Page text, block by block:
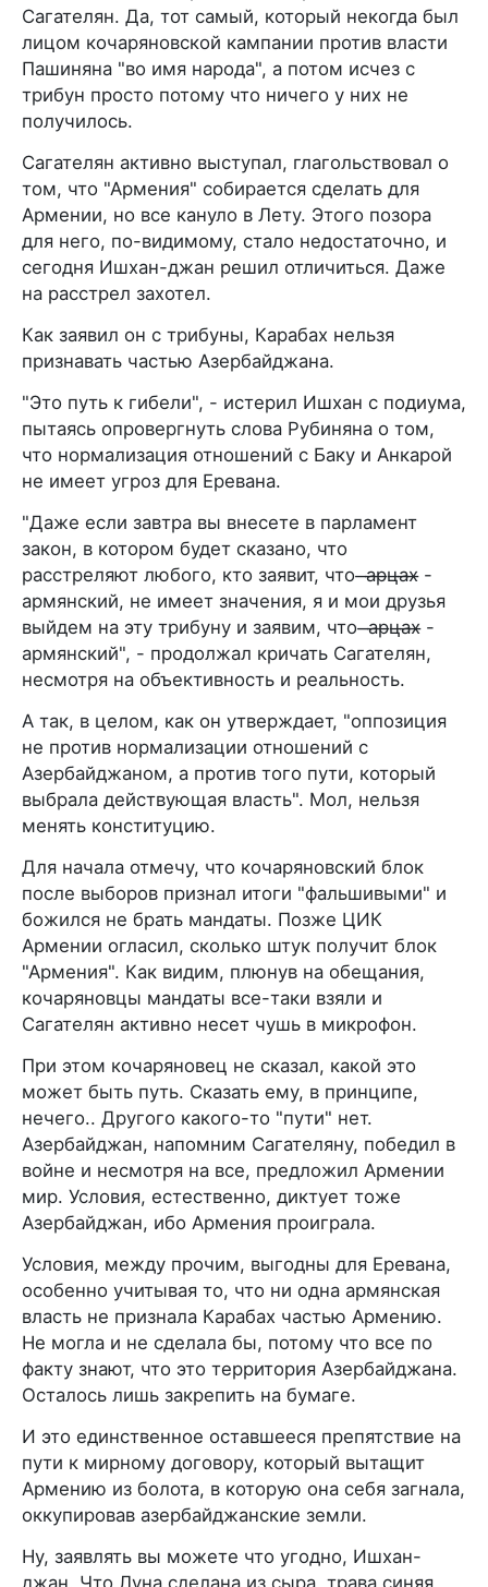
Сагателян. Да, тот самый, который некогда был
лицом кочаряновской кампании против власти
Пашиняна "во имя народа", а потом исчез с
трибун просто потому что ничего у них не
получилось.
Сагателян активно выступал, глагольствовал о
том, что "Армения" собирается сделать для
Армении, но все кануло в Лету. Этого позора
для него, по-видимому, стало недостаточно, и
сегодня Ишхан-джан решил отличиться. Даже
на расстрел захотел.
Как заявил он с трибуны, Карабах нельзя
признавать частью Азербайджана.
"Это путь к гибели", - истерил Ишхан с подиума,
пытаясь опровергнуть слова Рубиняна о том,
что нормализация отношений с Баку и Анкарой
не имеет угроз для Еревана.
"Даже если завтра вы внесете в парламент
закон, в котором будет сказано, что
расстреляют любого, кто заявит, что ̶а̶р̶ц̶а̶х̶ -
армянский, не имеет значения, я и мои друзья
выйдем на эту трибуну и заявим, что ̶а̶р̶ц̶а̶х̶ -
армянский", - продолжал кричать Сагателян,
несмотря на объективность и реальность.
А так, в целом, как он утверждает, "оппозиция
не против нормализации отношений с
Азербайджаном, а против того пути, который
выбрала действующая власть". Мол, нельзя
менять конституцию.
Для начала отмечу, что кочаряновский блок
после выборов признал итоги "фальшивыми" и
божился не брать мандаты. Позже ЦИК
Армении огласил, сколько штук получит блок
"Армения". Как видим, плюнув на обещания,
кочаряновцы мандаты все-таки взяли и
Сагателян активно несет чушь в микрофон.
При этом кочаряновец не сказал, какой это
может быть путь. Сказать ему, в принципе,
нечего.. Другого какого-то "пути" нет.
Азербайджан, напомним Сагателяну, победил в
войне и несмотря на все, предложил Армении
мир. Условия, естественно, диктует тоже
Азербайджан, ибо Армения проиграла.
Условия, между прочим, выгодны для Еревана,
особенно учитывая то, что ни одна армянская
власть не признала Карабах частью Армению.
Не могла и не сделала бы, потому что все по
факту знают, что это территория Азербайджана.
Осталось лишь закрепить на бумаге.
И это единственное оставшееся препятствие на
пути к мирному договору, который вытащит
Армению из болота, в которую она себя загнала,
оккупировав азербайджанские земли.
Ну, заявлять вы можете что угодно, Ишхан-
джан. Что Луна сделана из сыра, трава синяя,